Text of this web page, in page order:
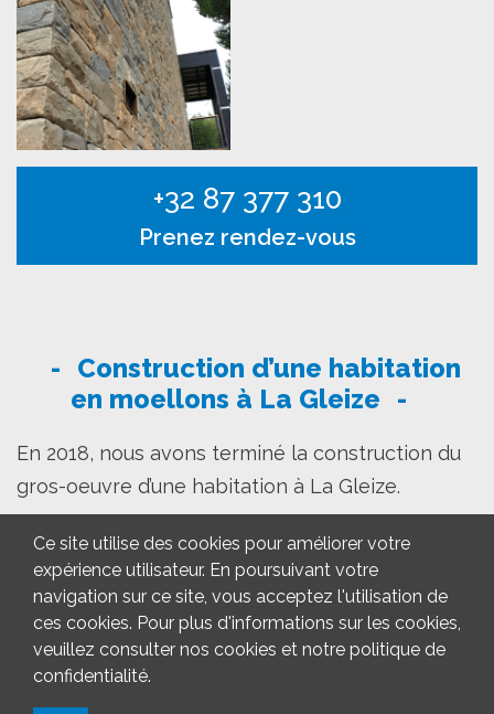
+32 87 377 310
Prenez rendez-vous
Construction d’une habitation
en moellons à La Gleize
En 2018, nous avons terminé la construction du
gros-oeuvre d’une habitation à La Gleize.
Le parement de cette maison de style
contemporain a été réalisé en moellons en
« pose à sec », c’est-à-dire avec un joint très fin.
Ce type de maçonnerie particulière demande du
savoir faire et de la technique.
Ce site utilise des cookies pour améliorer votre
expérience utilisateur. En poursuivant votre
navigation sur ce site, vous acceptez l'utilisation de
ces cookies. Pour plus d'informations sur les cookies,
veuillez consulter nos cookies et notre politique de
confidentialité.